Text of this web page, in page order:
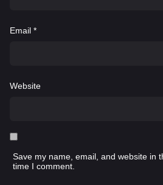
Email *
Website
Save my name, email, and website in
time I comment.